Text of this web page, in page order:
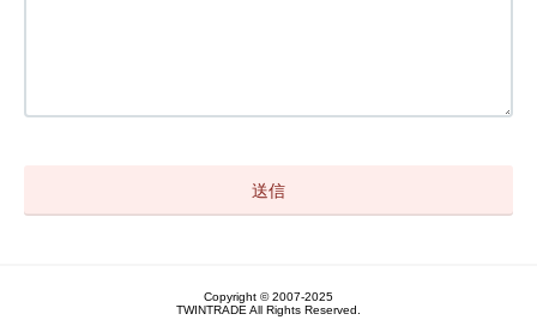
Copyright © 2007-2025
TWINTRADE All Rights Reserved.